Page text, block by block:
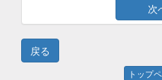
トップ